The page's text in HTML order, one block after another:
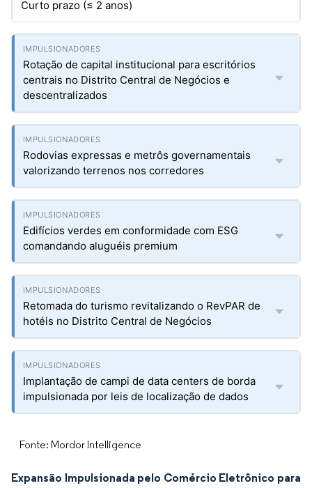
Curto prazo (≤ 2 anos)
Rotação de capital institucional para escritórios
centrais no Distrito Central de Negócios e
descentralizados
Rodovias expressas e metrôs governamentais
valorizando terrenos nos corredores
Edifícios verdes em conformidade com ESG
comandando aluguéis premium
Retomada do turismo revitalizando o RevPAR de
hotéis no Distrito Central de Negócios
Implantação de campi de data centers de borda
impulsionada por leis de localização de dados
Fonte: Mordor Intelligence
Expansão Impulsionada pelo Comércio Eletrônico para